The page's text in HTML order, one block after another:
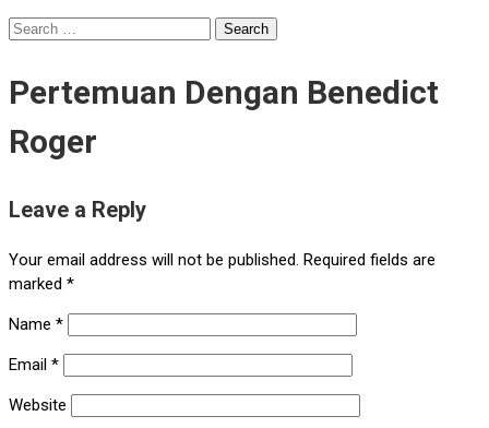
Search
for:
Pertemuan Dengan Benedict
Roger
Leave a Reply
Your email address will not be published. Required fields are
marked *
Name *
Email *
Website